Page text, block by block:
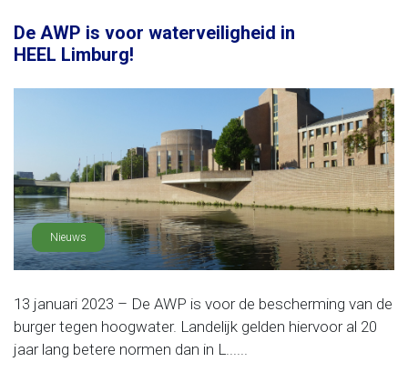
De AWP is voor waterveiligheid in
HEEL Limburg!
Nieuws
13 januari 2023 – De AWP is voor de bescherming van de
burger tegen hoogwater. Landelijk gelden hiervoor al 20
jaar lang betere normen dan in L......